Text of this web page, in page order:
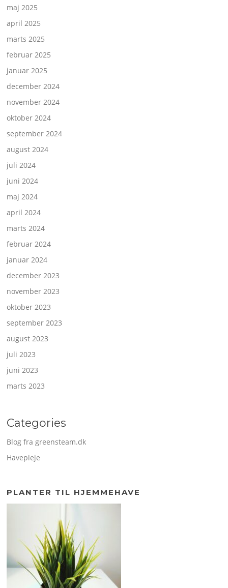
maj 2025
april 2025
marts 2025
februar 2025
januar 2025
december 2024
november 2024
oktober 2024
september 2024
august 2024
juli 2024
juni 2024
maj 2024
april 2024
marts 2024
februar 2024
januar 2024
december 2023
november 2023
oktober 2023
september 2023
august 2023
juli 2023
juni 2023
marts 2023
Categories
Blog fra greensteam.dk
Havepleje
PLANTER TIL HJEMMEHAVE